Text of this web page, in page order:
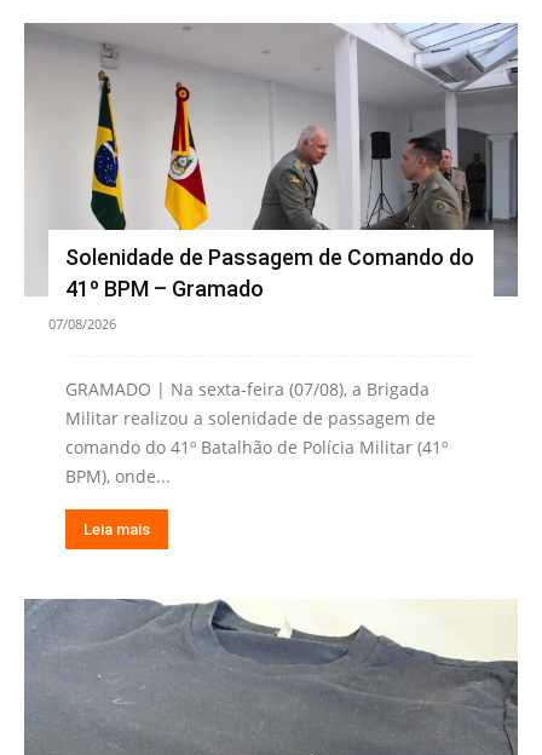
Solenidade de Passagem de Comando do
41º BPM – Gramado
07/08/2026
GRAMADO | Na sexta-feira (07/08), a Brigada
Militar realizou a solenidade de passagem de
comando do 41º Batalhão de Polícia Militar (41º
BPM), onde...
Leia mais